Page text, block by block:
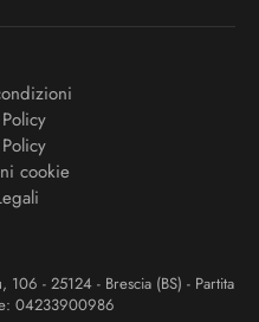
cookie
106 - 25124 - Brescia (BS) - Partita
04233900986